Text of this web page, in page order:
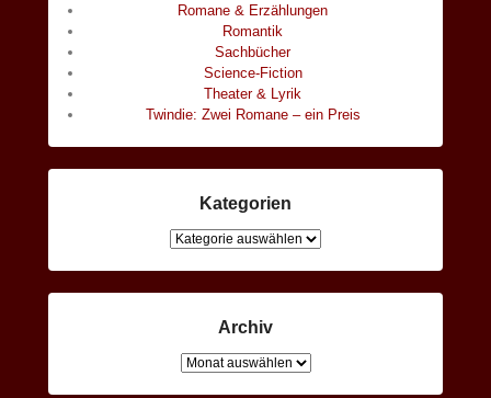
Romane & Erzählungen
Romantik
Sachbücher
Science-Fiction
Theater & Lyrik
Twindie: Zwei Romane – ein Preis
Kategorien
Kategorien
Archiv
Archiv